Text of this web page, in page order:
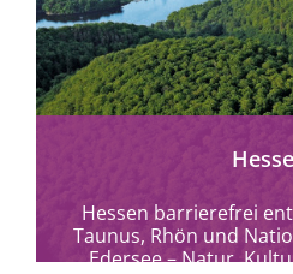
mehr
Hessen barrierefrei
Taunus, Rhön und
Edersee – Natur,